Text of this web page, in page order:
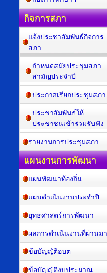
กิจการสภา
แจ้งประชาสัมพันธ์กิจการ
สภา
กำหนดสมัยประชุมสภา
สามัญประจำปี
ประกาศเรียกประชุมสภา
ประชาสัมพันธ์ให้
ประชาชนเข้าร่วมรับฟัง
รายงานการประชุมสภา
แผนงานการพัฒนา
แผนพัฒนาท้องถิ่น
แผนดำเนินงานประจำปี
ยุทธศาสตร์การพัฒนา
ผลการดำเนินงานที่ผ่านมา
ข้อบัญญัติอบต
ข้อบัญญัติงบประมาณ